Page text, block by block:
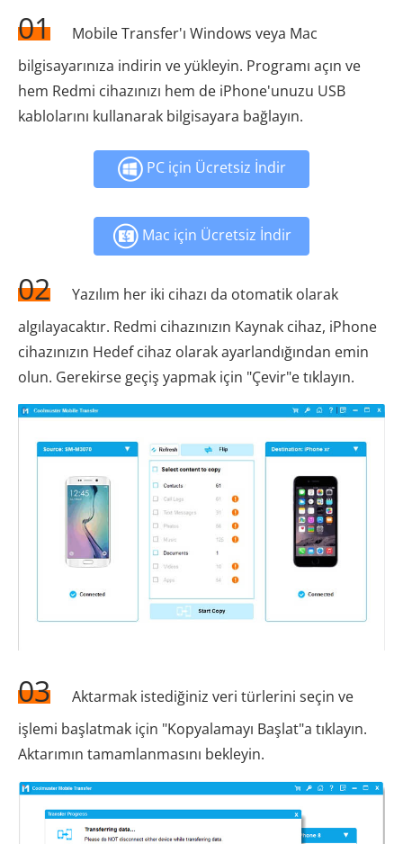
01
Mobile Transfer'ı Windows veya Mac
bilgisayarınıza indirin ve yükleyin. Programı açın ve
hem Redmi cihazınızı hem de iPhone'unuzu USB
kablolarını kullanarak bilgisayara bağlayın.
PC için Ücretsiz İndir
Mac için Ücretsiz İndir
02
Yazılım her iki cihazı da otomatik olarak
algılayacaktır. Redmi cihazınızın Kaynak cihaz, iPhone
cihazınızın Hedef cihaz olarak ayarlandığından emin
olun. Gerekirse geçiş yapmak için "Çevir"e tıklayın.
03
Aktarmak istediğiniz veri türlerini seçin ve
işlemi başlatmak için "Kopyalamayı Başlat"a tıklayın.
Aktarımın tamamlanmasını bekleyin.